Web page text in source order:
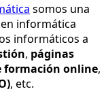
somos una
informática
informáticos a
, páginas
formación online,
, etc.